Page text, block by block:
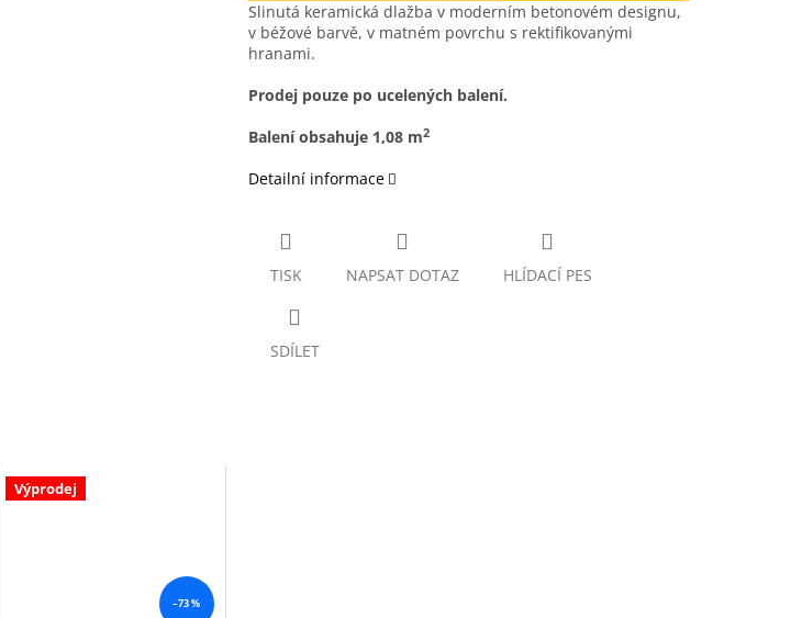
Slinutá keramická dlažba v moderním betonovém designu,
v béžové barvě, v matném povrchu s rektifikovanými
hranami.
Prodej pouze po ucelených balení.
Balení obsahuje 1,08 m2
Detailní informace
TISK NAPSAT DOTAZ HLÍDACÍ PES
SDÍLET
Výprodej
–73 %